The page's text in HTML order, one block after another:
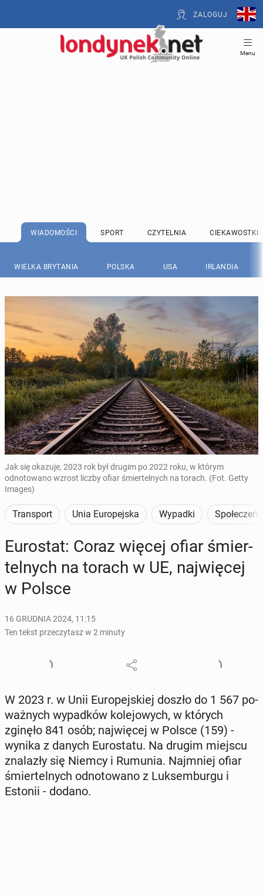
ZALOGUJ
Menu
WIADOMOŚCI SPORT CZYTELNIA CIEKAWOSTKI
WIELKA BRYTANIA POLSKA USA IRLANDIA
Jak się okazuje, 2023 rok był drugim po 2022 roku, w którym
odnotowano wzrost liczby ofiar śmiertelnych na torach. (Fot. Getty
Images)
Transport Unia Europejska Wypadki
Eu­ro­stat: Coraz więcej ofiar śmier­
tel­nych na torach w UE, naj­wię­cej
w Polsce
16 GRUDNIA 2024, 11:15
Ten tekst przeczytasz w 2 minuty
W 2023 r. w Unii Eu­ro­pej­skiej doszło do 1 567 po­
waż­nych wy­pad­ków ko­le­jo­wych, w których
zginęło 841 osób; naj­wię­cej w Polsce (159) -
wynika z danych Eu­ro­sta­tu. Na drugim miejscu
zna­la­zły się Niemcy i Rumunia. Naj­mniej ofiar
śmier­tel­nych od­no­to­wa­no z Luk­sem­bur­gu i
Estonii - dodano.